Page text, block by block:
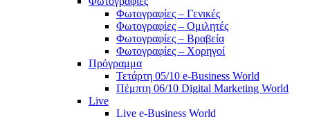
Φωτογραφίες – Γενικές
Φωτογραφίες – Ομιλητές
Φωτογραφίες – Βραβεία
Φωτογραφίες – Χορηγοί
Πρόγραμμα
Τετάρτη 05/10 e-Business World
Πέμπτη 06/10 Digital Marketing World
Live
Live e-Business World